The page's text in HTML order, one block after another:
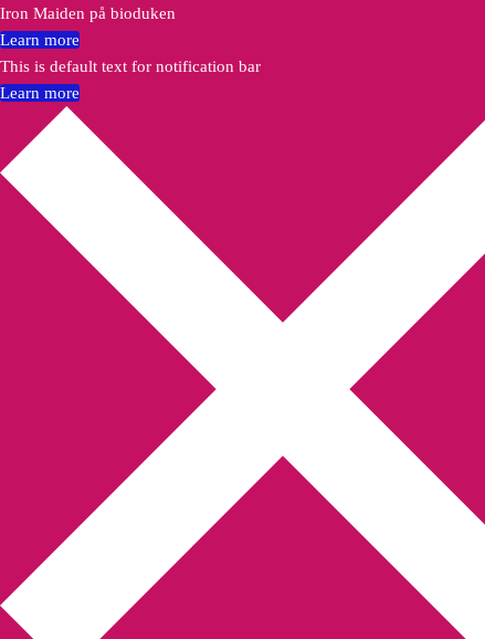
Iron Maiden på bioduken
Learn more
This is default text for notification bar
Learn more